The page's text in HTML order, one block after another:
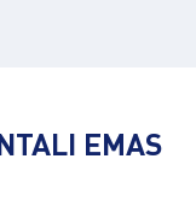
EMAS